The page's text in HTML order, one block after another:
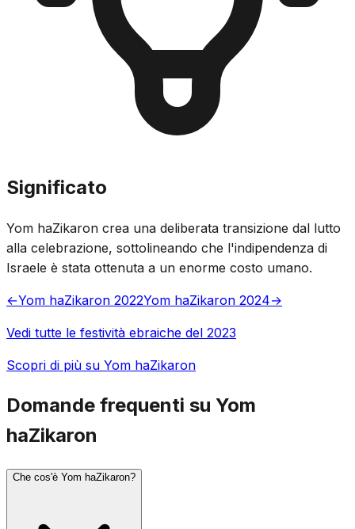
Significato
Yom haZikaron crea una deliberata transizione dal lutto
alla celebrazione, sottolineando che l'indipendenza di
Israele è stata ottenuta a un enorme costo umano.
←Yom haZikaron 2022Yom haZikaron 2024→
Vedi tutte le festività ebraiche del 2023
Scopri di più su Yom haZikaron
Domande frequenti su Yom
haZikaron
Che cos'è Yom haZikaron?